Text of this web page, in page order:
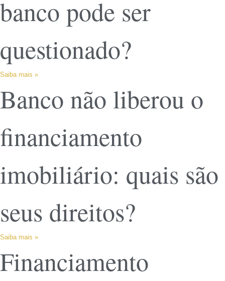
banco pode ser
questionado?
Saiba mais »
Banco não liberou o
financiamento
imobiliário: quais são
seus direitos?
Saiba mais »
Financiamento